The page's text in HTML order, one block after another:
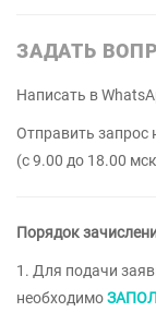
ЗАДАТЬ
Написать в
Отправить запрос
(с 9.00 до 18.00
Порядок
1. Для подачи
необходимо